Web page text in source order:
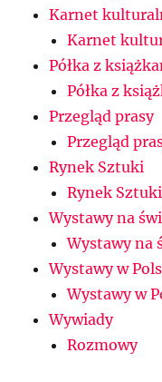
Karnet
Karnet
Półka z
Półka z
Przegląd prasy
Przegląd
Rynek Sztuki
Rynek Sztuki
Wystawy na
Wystawy na
Wystawy w
Wystawy w
Wywiady
Rozmowy